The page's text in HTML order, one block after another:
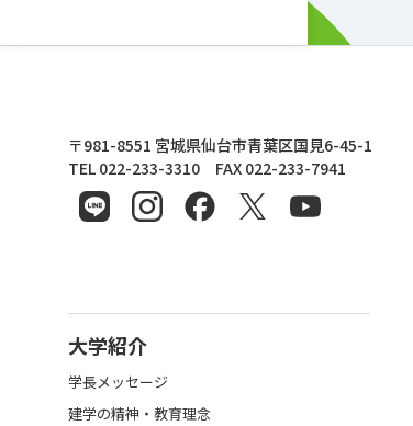
東北文化学園大学
〒981-8551 宮城県仙台市青葉区国見6-45-1
TEL 022-233-3310 FAX 022-233-7941
大学紹介
学長メッセージ
建学の精神・教育理念